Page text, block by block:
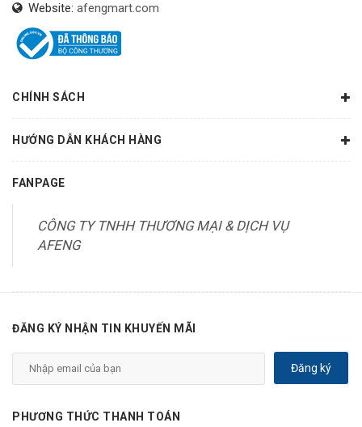
Website: afengmart.com
CHÍNH SÁCH
HƯỚNG DẪN KHÁCH HÀNG
FANPAGE
CÔNG TY TNHH THƯƠNG MẠI & DỊCH VỤ
AFENG
ĐĂNG KÝ NHẬN TIN KHUYẾN MÃI
Đăng ký
PHƯƠNG THỨC THANH TOÁN